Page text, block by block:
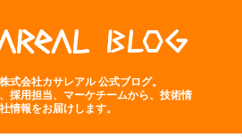
式会社カサレアル 公式ブログ。
採用担当、マーケチームから、技術情
情報をお届けします。